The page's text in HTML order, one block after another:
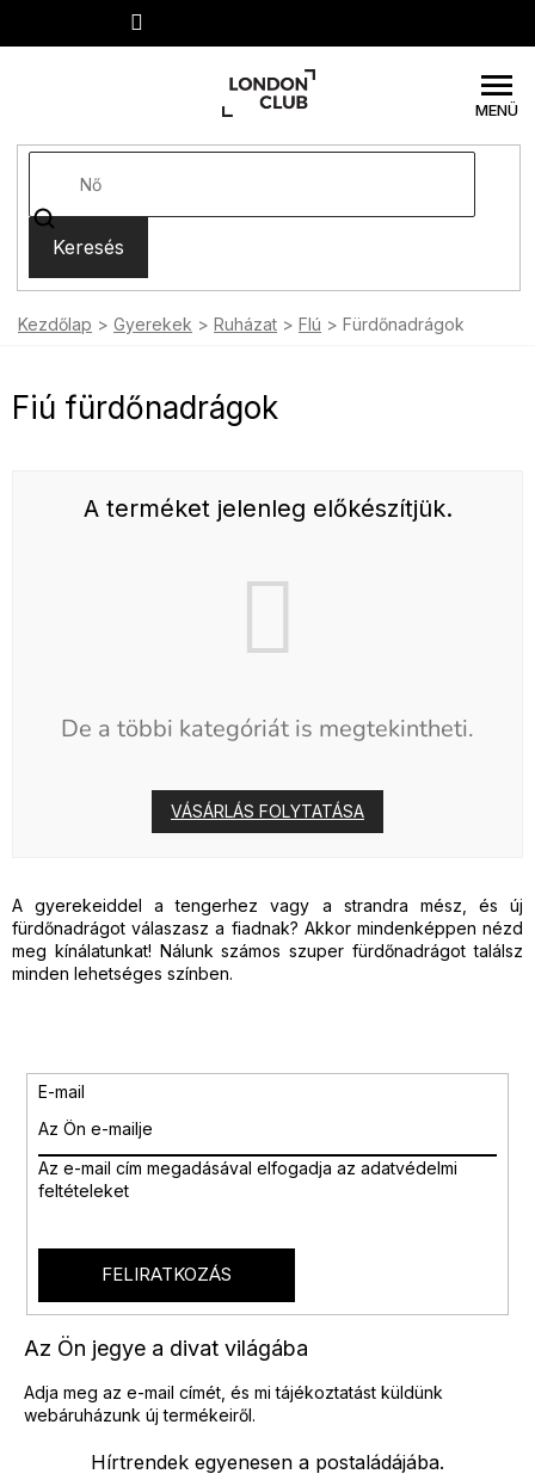
Keresés
Kezdőlap Gyerekek Ruházat FIú Fürdőnadrágok
Fiú fürdőnadrágok
A terméket jelenleg előkészítjük.
De a többi kategóriát is megtekintheti.
VÁSÁRLÁS FOLYTATÁSA
A gyerekeiddel a tengerhez vagy a strandra mész, és új
fürdőnadrágot válaszasz a fiadnak? Akkor mindenképpen nézd
meg kínálatunkat! Nálunk számos szuper fürdőnadrágot találsz
minden lehetséges színben.
Hírtrendek egyenesen a postaládájába.
Az Ön jegye a divat világába
Adja meg az e-mail címét, és mi tájékoztatást küldünk
webáruházunk új termékeiről.
E-mail
Az e-mail cím megadásával elfogadja az adatvédelmi
feltételeket
FELIRATKOZÁS